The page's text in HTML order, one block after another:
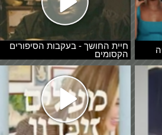
חיית החושך - בעקבות הסיפורים
הקסומים